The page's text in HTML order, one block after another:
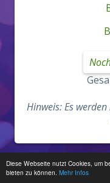
Diese Webseite nutzt Cookies, um
bieten zu können. Mehr Infos
Hinweis: Es
Zur